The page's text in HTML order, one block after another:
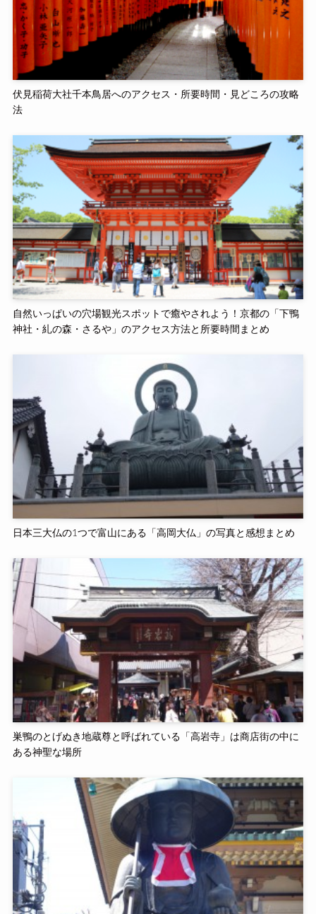
伏見稲荷大社千本鳥居へのアクセス・所要時間・見どころの攻略
法
自然いっぱいの穴場観光スポットで癒やされよう！京都の「下鴨
神社・糺の森・さるや」のアクセス方法と所要時間まとめ
日本三大仏の1つで富山にある「高岡大仏」の写真と感想まとめ
巣鴨のとげぬき地蔵尊と呼ばれている「高岩寺」は商店街の中に
ある神聖な場所